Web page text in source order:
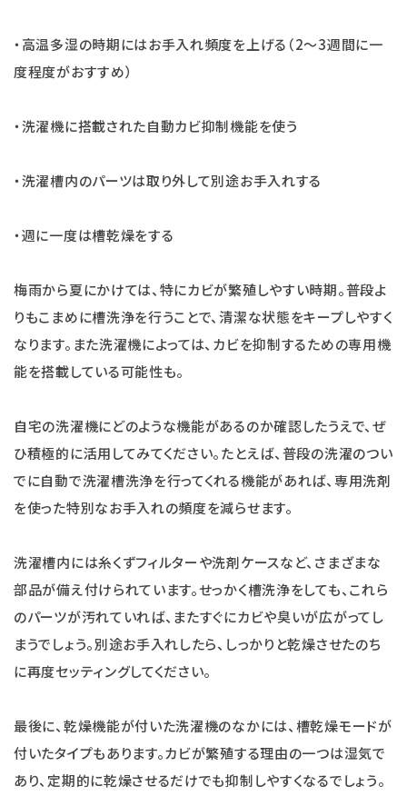
・高温多湿の時期にはお手入れ頻度を上げる（2～3週間に一
度程度がおすすめ）
・洗濯機に搭載された自動カビ抑制機能を使う
・洗濯槽内のパーツは取り外して別途お手入れする
・週に一度は槽乾燥をする
梅雨から夏にかけては、特にカビが繁殖しやすい時期。普段よ
りもこまめに槽洗浄を行うことで、清潔な状態をキープしやすく
なります。また洗濯機によっては、カビを抑制するための専用機
能を搭載している可能性も。
自宅の洗濯機にどのような機能があるのか確認したうえで、ぜ
ひ積極的に活用してみてください。たとえば、普段の洗濯のつい
でに自動で洗濯槽洗浄を行ってくれる機能があれば、専用洗剤
を使った特別なお手入れの頻度を減らせます。
洗濯槽内には糸くずフィルターや洗剤ケースなど、さまざまな
部品が備え付けられています。せっかく槽洗浄をしても、これら
のパーツが汚れていれば、またすぐにカビや臭いが広がってし
まうでしょう。別途お手入れしたら、しっかりと乾燥させたのち
に再度セッティングしてください。
最後に、乾燥機能が付いた洗濯機のなかには、槽乾燥モードが
付いたタイプもあります。カビが繁殖する理由の一つは湿気で
あり、定期的に乾燥させるだけでも抑制しやすくなるでしょう。